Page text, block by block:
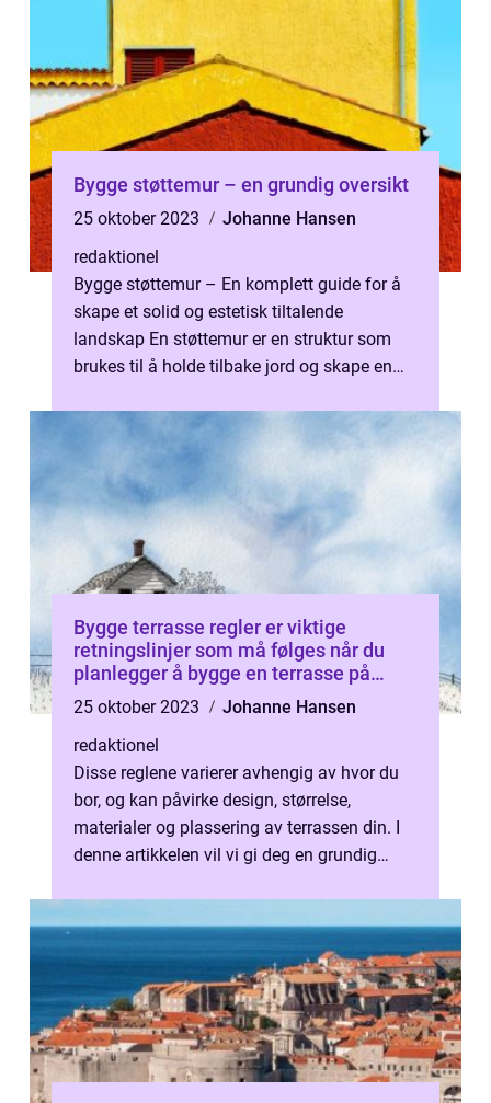
Bygge støttemur – en grundig oversikt
25 oktober 2023
Johanne Hansen
redaktionel
Bygge støttemur – En komplett guide for å
skape et solid og estetisk tiltalende
landskap En støttemur er en struktur som
brukes til å holde tilbake jord og skape en
Bygge terrasse regler er viktige
retningslinjer som må følges når du
planlegger å bygge en terrasse på
eiendommen din
25 oktober 2023
Johanne Hansen
redaktionel
Disse reglene varierer avhengig av hvor du
bor, og kan påvirke design, størrelse,
materialer og plassering av terrassen din. I
denne artikkelen vil vi gi deg en grundig